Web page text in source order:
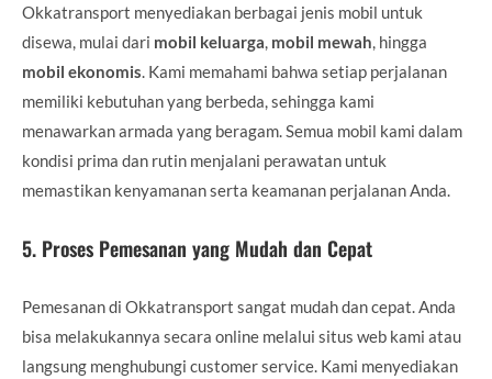
Okkatransport menyediakan berbagai jenis mobil untuk
disewa, mulai dari mobil keluarga mobil mewah , hingga
mobil ekonomis . Kami memahami bahwa setiap perjalanan
memiliki kebutuhan yang berbeda, sehingga kami
menawarkan armada yang beragam. Semua mobil kami dalam
kondisi prima dan rutin menjalani perawatan untuk
memastikan kenyamanan serta keamanan perjalanan Anda.
5. Proses Pemesanan yang Mudah dan Cepat
Pemesanan di Okkatransport sangat mudah dan cepat. Anda
bisa melakukannya secara online melalui situs web kami atau
langsung menghubungi customer service. Kami menyediakan